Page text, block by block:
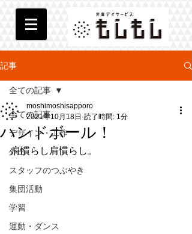
記事
全ての記事
デザイン・工作
外出
スタッフのつぶやき
集団活動
学習
運動・ダンス
全ての記事
ハンドボール！
moshimoshisapporo
2021年10月18日 読了時間: 1分
肩慣らし肩慣らし。